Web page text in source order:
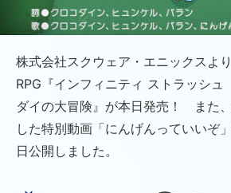
株式会社スクウェア・エニックスよ
RPG『インフィニティ ストラッシ
ダイの大冒険』が本日発売！ また
した特別動画「にんげんっていいぞ
日公開しました。